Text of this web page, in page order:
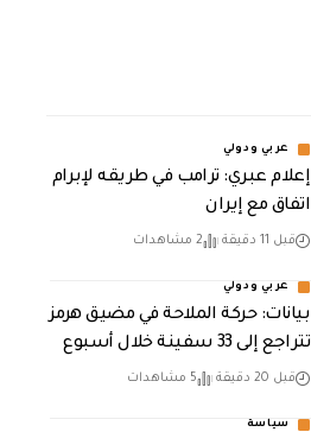
عربي ودولي
إعلام عبري: ترامب في طريقه لإبرام
اتفاق مع إيران
قبل 11 دقيقة 2 مشاهدات
عربي ودولي
بيانات: حركة الملاحة في مضيق هرمز
تتراجع إلى 33 سفينة خلال أسبوع
قبل 20 دقيقة 5 مشاهدات
سياسة